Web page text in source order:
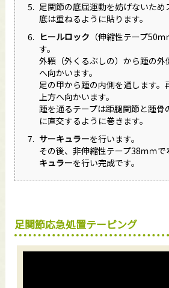
足関節の底屈運動を妨げないため
底は重ねるように貼ります。
ヒールロック （伸縮性テープ50
す。
外顆（外くるぶしの）から踵の外
へ向かいます。
足の甲から踵の内側を通します。
上方へ向かいます。
踵を通るテープは距腿関節と踵骨
に直交するように巻きます。
サーキュラーを行います。
その後、非伸縮性テープ38ｍｍで
キュラーを行い完成です。
足関節応急処置テーピング